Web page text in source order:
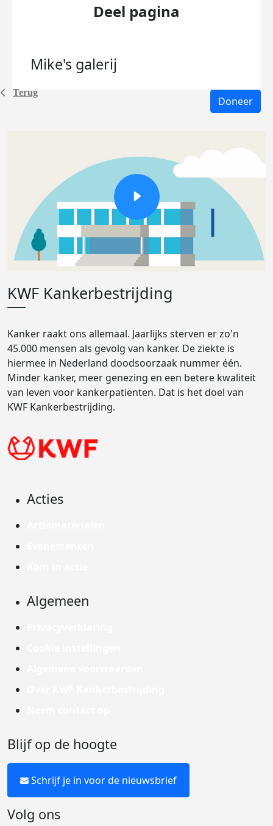
Terug
Deel pagina
Mike's galerij
Doneer
KWF Kankerbestrijding
Kanker raakt ons allemaal. Jaarlijks sterven er zo'n
45.000 mensen als gevolg van kanker. De ziekte is
hiermee in Nederland doodsoorzaak nummer één.
Minder kanker, meer genezing en een betere kwaliteit
van leven voor kankerpatiënten. Dat is het doel van
KWF Kankerbestrijding.
Acties
Algemeen
Blijf op de hoogte
Schrijf je in voor de nieuwsbrief
Volg ons